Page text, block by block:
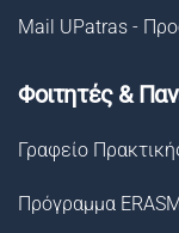
Mail UPatras -
Φοιτητές &
Γραφείο
Πρόγραμμα